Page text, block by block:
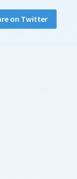
on Twitter